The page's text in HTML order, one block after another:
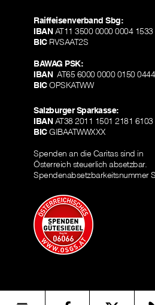
Raiffeisenverband Sbg:
IBANAT11 3500 0000 0004 1533
BICRVSAAT2S
BAWAG PSK:
IBANAT65 6000 0000 0150 0444
BICOPSKATWW
Salzburger Sparkasse:
IBANAT38 2011 1501 2181 6103
BICGIBAATWWXXX
Spenden an die Caritas sind in
Österreich steuerlich absetzbar.
Spendenabsetzbarkeitsnummer